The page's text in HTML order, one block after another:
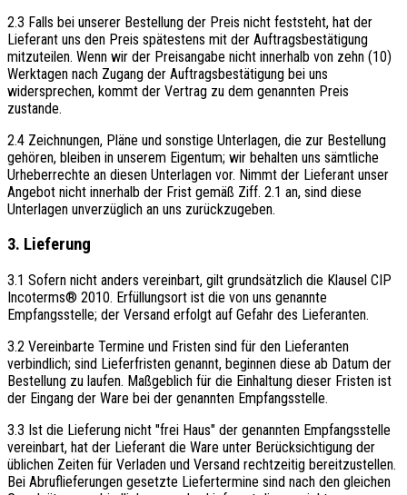
2.3 Falls bei unserer Bestellung der Preis nicht feststeht, hat der
Lieferant uns den Preis spätestens mit der Auftragsbestätigung
mitzuteilen. Wenn wir der Preisangabe nicht innerhalb von zehn (10)
Werktagen nach Zugang der Auftragsbestätigung bei uns
widersprechen, kommt der Vertrag zu dem genannten Preis
zustande.
2.4 Zeichnungen, Pläne und sonstige Unterlagen, die zur Bestellung
gehören, bleiben in unserem Eigentum; wir behalten uns sämtliche
Urheberrechte an diesen Unterlagen vor. Nimmt der Lieferant unser
Angebot nicht innerhalb der Frist gemäß Ziff. 2.1 an, sind diese
Unterlagen unverzüglich an uns zurückzugeben.
3. Lieferung
3.1 Sofern nicht anders vereinbart, gilt grundsätzlich die Klausel CIP
Incoterms® 2010. Erfüllungsort ist die von uns genannte
Empfangsstelle; der Versand erfolgt auf Gefahr des Lieferanten.
3.2 Vereinbarte Termine und Fristen sind für den Lieferanten
verbindlich; sind Lieferfristen genannt, beginnen diese ab Datum der
Bestellung zu laufen. Maßgeblich für die Einhaltung dieser Fristen ist
der Eingang der Ware bei der genannten Empfangsstelle.
3.3 Ist die Lieferung nicht "frei Haus" der genannten Empfangsstelle
vereinbart, hat der Lieferant die Ware unter Berücksichtigung der
üblichen Zeiten für Verladen und Versand rechtzeitig bereitzustellen.
Bei Abruflieferungen gesetzte Liefertermine sind nach den gleichen